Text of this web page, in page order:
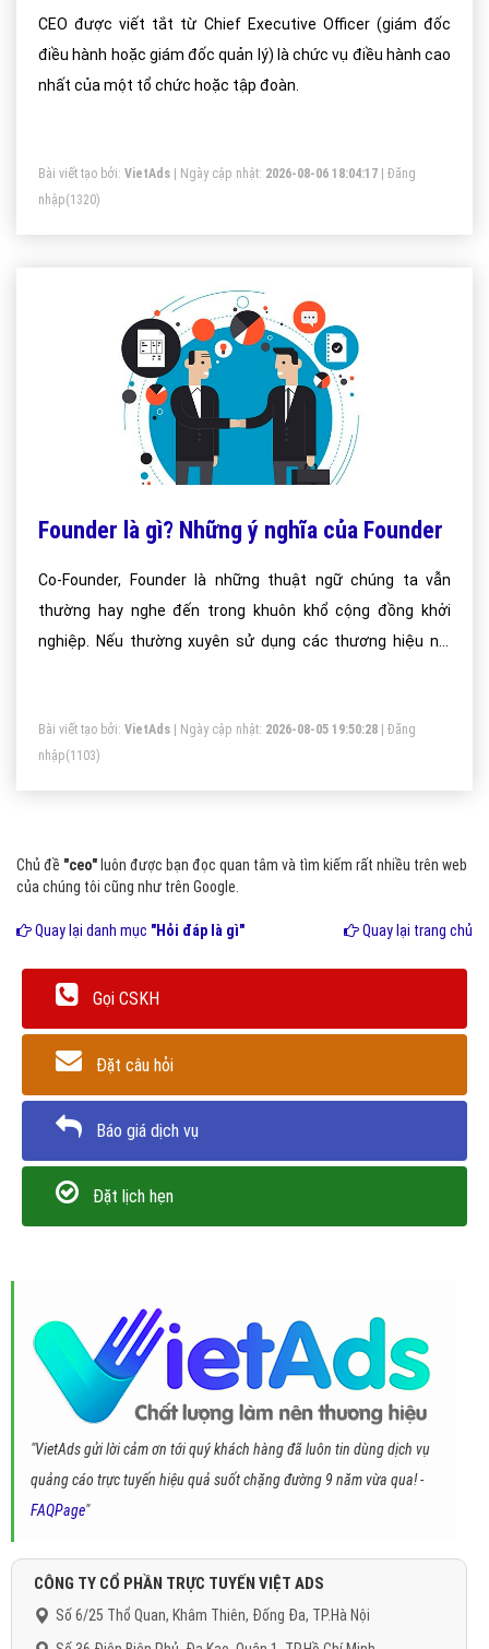
CEO được viết tắt từ Chief Executive Officer (giám đốc
điều hành hoặc giám đốc quản lý) là chức vụ điều hành cao
nhất của một tổ chức hoặc tập đoàn.
Bài viết tạo bởi: VietAds | Ngày cập nhật: 2026-08-06 18:04:17
Đăng
nhập(1320)
Founder là gì? Những ý nghĩa của Founder
Co-Founder, Founder là những thuật ngữ chúng ta vẫn
thường hay nghe đến trong khuôn khổ cộng đồng khởi
nghiệp. Nếu thường xuyên sử dụng các thương hiệu nổi
(Founder của Google), Kevin Systrom (Founder của
Instagram), Harland Sanders (Founder của KFC),….
Bài viết tạo bởi: VietAds | Ngày cập nhật: 2026-08-05 19:50:28
Đăng
nhập(1103)
Chủ đề "ceo" luôn được bạn đọc quan tâm và tìm kiếm rất nhiều trên web
của chúng tôi cũng như trên Google.
Quay lại danh mục "Hỏi đáp là gì" Quay lại trang chủ
Gọi CSKH
Đặt câu hỏi
Báo giá dịch vụ
Đặt lịch hẹn
"VietAds gửi lời cảm ơn tới quý khách hàng đã luôn tin dùng dịch vụ
quảng cáo trực tuyến hiệu quả suốt chặng đường 9 năm vừa qua! -
FAQPage"
CÔNG TY CỔ PHẦN TRỰC TUYẾN VIỆT ADS
Số 6/25 Thổ Quan, Khâm Thiên, Đống Đa, TP.Hà Nội